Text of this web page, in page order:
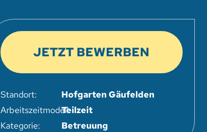
JETZT BEWERBEN
Standort:
Hofgarten Gäufelden
Arbeitszeitmodell:Teilzeit
Kategorie:
Betreuung